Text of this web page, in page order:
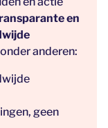
en
anderen:
geen